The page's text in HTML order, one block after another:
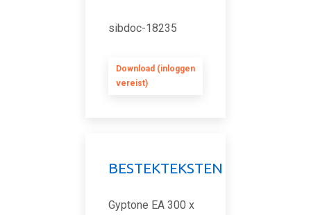
sibdoc-18235
Download (inloggen
vereist)
BESTEKTEKSTEN
Gyptone EA 300 x